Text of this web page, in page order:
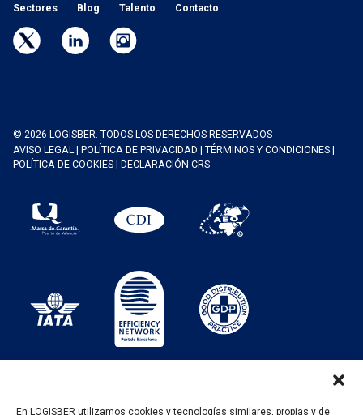
En LOGISBER utilizamos cookies y tecnologías similares, propias y de
Sectores
Blog Talento Contacto
© 2026 LOGISBER. TODOS LOS DERECHOS RESERVADOS
AVISO LEGAL| POLÍTICA DE PRIVACIDAD TÉRMINOS Y CONDICIONES
POLÍTICA DE COOKIES
DECLARACIÓN CRS